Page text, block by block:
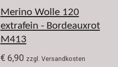
Merino Wolle 120
extrafein - Bordeauxrot
M413
€ 6,90 zzgl. Versandkosten